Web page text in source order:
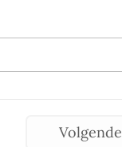
Volgende